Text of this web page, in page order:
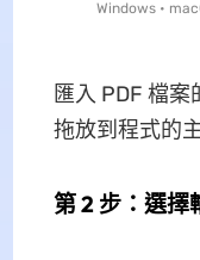
Windows •
匯入 PDF 檔
拖放到程式的
第 2 步：選擇